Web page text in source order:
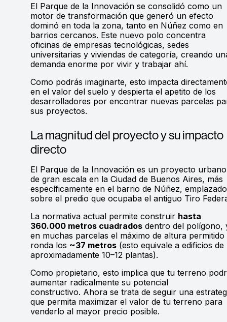
El Parque de la Innovación se consolidó como un
motor de transformación que generó un efecto
dominó en toda la zona, tanto en Núñez como en
barrios cercanos. Este nuevo polo concentra
oficinas de empresas tecnológicas, sedes
universitarias y viviendas de categoría, creando
demanda enorme por vivir y trabajar ahí.
Como podrás imaginarte, esto impacta
en el valor del suelo y despierta el apetito de los
desarrolladores por encontrar nuevas parcelas
sus proyectos.
La magnitud del proyecto y su impacto
directo
El Parque de la Innovación es un proyecto urbano
de gran escala en la Ciudad de Buenos Aires, más
específicamente en el barrio de Núñez, emplazado
sobre el predio que ocupaba el antiguo Tiro
La normativa actual permite construir hasta
360.000 metros cuadrados dentro del polígono,
en muchas parcelas el máximo de altura permitido
ronda los ~37 metros (esto equivale a edificios de
aproximadamente 10–12 plantas).
Como propietario, esto implica que tu terreno
aumentar radicalmente su potencial
constructivo. Ahora se trata de seguir una
que permita maximizar el valor de tu terreno para
venderlo al mayor precio posible.